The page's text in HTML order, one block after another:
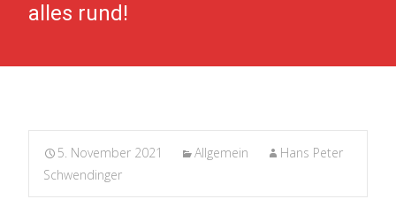
alles rund!
5. November 2021 Allgemein
Hans Peter
Schwendinger